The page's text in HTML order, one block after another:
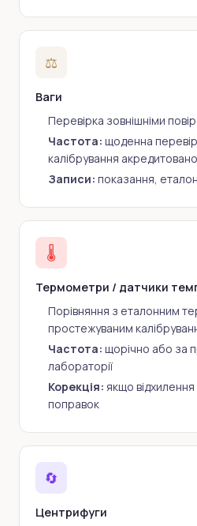
⚖️
Ваги
Перевірка зовнішніми
Частота: щоденна
калібрування
Записи: показання,
🌡️
Термометри / датчики
Порівняння з еталонним
простежуваним
Частота: щорічно або за
лабораторії
Корекція: якщо
поправок
🔄
Центрифуги